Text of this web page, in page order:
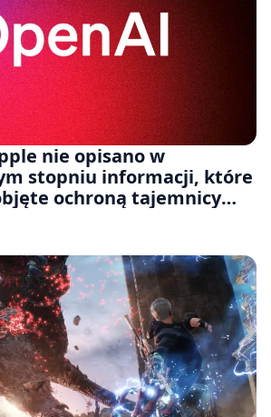
nie opisano w
stopniu informacji, które
ochroną tajemnicy
żąda odrzucenia